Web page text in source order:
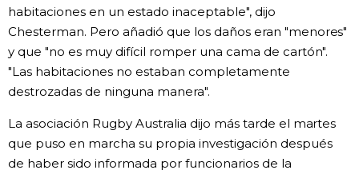
habitaciones en un estado inaceptable", dijo
Chesterman. Pero añadió que los daños eran "menores"
y que "no es muy difícil romper una cama de cartón".
"Las habitaciones no estaban completamente
destrozadas de ninguna manera".
La asociación Rugby Australia dijo más tarde el martes
que puso en marcha su propia investigación después
de haber sido informada por funcionarios de la